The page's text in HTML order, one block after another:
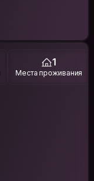
1
Места проживания